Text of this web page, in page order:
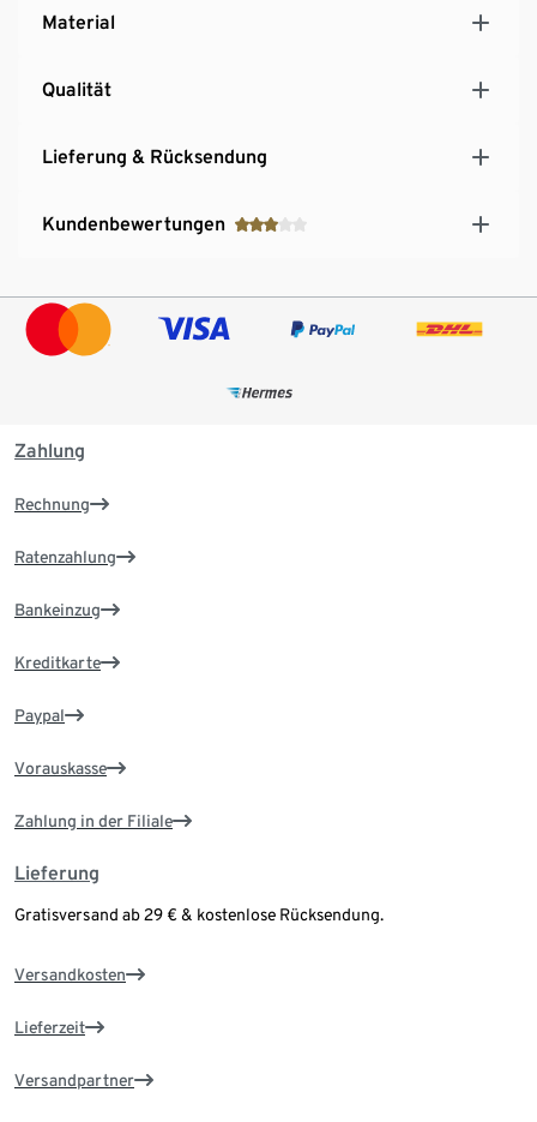
Material
Qualität
Lieferung & Rücksendung
Kundenbewertungen
Zahlung
Rechnung
Ratenzahlung
Bankeinzug
Kreditkarte
Paypal
Vorauskasse
Zahlung in der Filiale
Lieferung
Gratisversand ab 29 € & kostenlose Rücksendung.
Versandkosten
Lieferzeit
Versandpartner